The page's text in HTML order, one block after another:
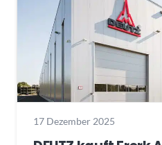
17 Dezember 2025